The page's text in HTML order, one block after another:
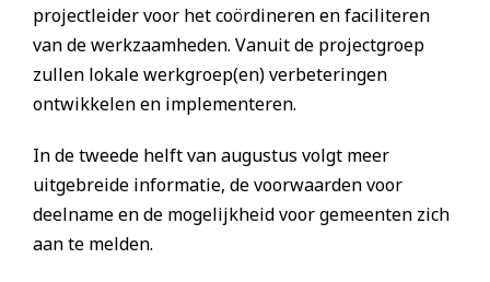
projectleider voor het coördineren en faciliteren
van de werkzaamheden. Vanuit de projectgroep
zullen lokale werkgroep(en) verbeteringen
ontwikkelen en implementeren.
In de tweede helft van augustus volgt meer
uitgebreide informatie, de voorwaarden voor
deelname en de mogelijkheid voor gemeenten zich
aan te melden.